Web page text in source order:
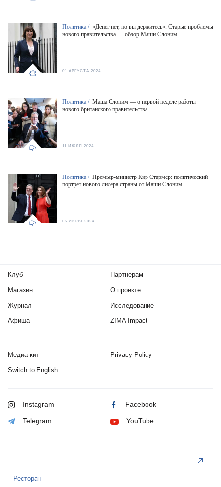
Политика / «Денег нет, но вы держитесь». Старые проблемы
нового правительства — обзор Маши Слоним
01 АВГУСТА 2024
Политика / Маша Слоним — о первой неделе работы
нового британского правительства
11 ИЮЛЯ 2024
Политика / Премьер-министр Кир Стармер: политический
портрет нового лидера страны от Маши Слоним
05 ИЮЛЯ 2024
Клуб
Магазин
Журнал
Афиша
Партнерам
О проекте
Исследование
ZIMA Impact
Медиа-кит Privacy Policy
Switch to English
Instagram Facebook
Telegram YouTube
Ресторан